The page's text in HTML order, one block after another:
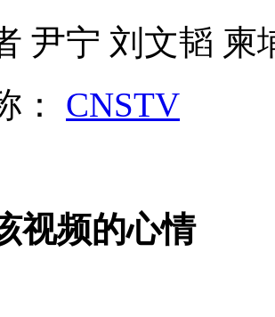
吸引众多"候鸟老人"
宁 刘文韬 柬
： CNSTV
视频的心情